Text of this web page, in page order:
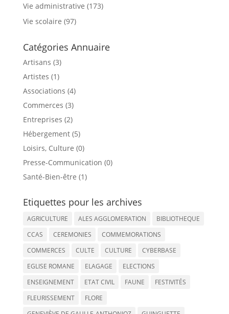
Vie administrative (173)
Vie scolaire (97)
Catégories Annuaire
Artisans (3)
Artistes (1)
Associations (4)
Commerces (3)
Entreprises (2)
Hébergement (5)
Loisirs, Culture (0)
Presse-Communication (0)
Santé-Bien-être (1)
Etiquettes pour les archives
AGRICULTURE ALES AGGLOMERATION
BIBLIOTHEQUE
CCAS
CEREMONIES
COMMEMORATIONS
COMMERCES
CULTE CULTURE
CYBERBASE
EGLISE ROMANE
ELAGAGE
ELECTIONS
ENSEIGNEMENT
ETAT CIVIL FAUNE
FESTIVITÉS
FLEURISSEMENT
FLORE